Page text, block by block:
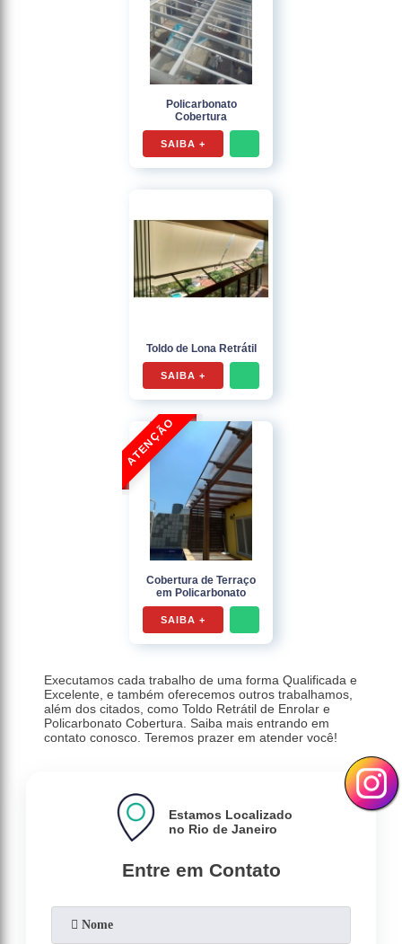
Policarbonato
Cobertura
SAIBA +
Toldo de Lona Retrátil
SAIBA +
Cobertura de Terraço
em Policarbonato
SAIBA +
Executamos cada trabalho de uma forma Qualificada e
Excelente, e também oferecemos outros trabalhamos,
além dos citados, como Toldo Retrátil de Enrolar e
Policarbonato Cobertura. Saiba mais entrando em
contato conosco. Teremos prazer em atender você!
Entre em Contato
Estamos Localizado
no Rio de Janeiro